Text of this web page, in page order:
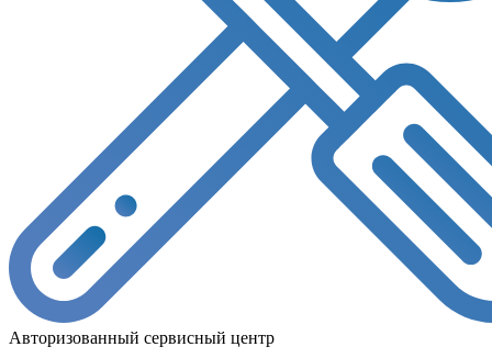
Авторизованный сервисный центр